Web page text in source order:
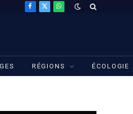
Facebook
X
WhatsApp
RÉGIONS ÉCOLOGIE